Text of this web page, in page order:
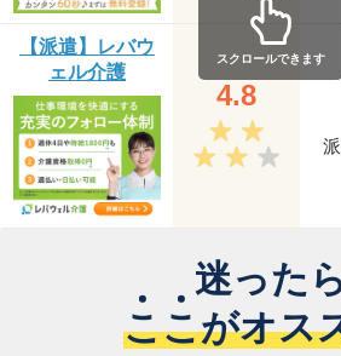
【派遣】レバウ
ェル介護
4.8
スクロールできます
迷った
ここがオス